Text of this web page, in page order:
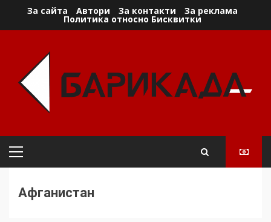
За сайта Автори За контакти За реклама
Политика относно Бисквитки
Primary
Афганистан